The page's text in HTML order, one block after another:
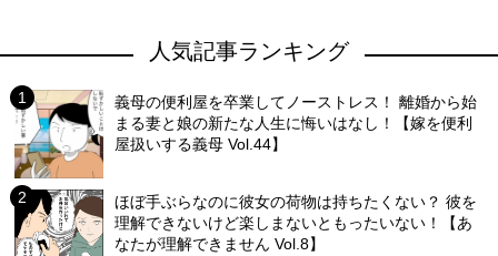
人気記事ランキング
義母の便利屋を卒業してノーストレス！ 離婚から始
まる妻と娘の新たな人生に悔いはなし！【嫁を便利
屋扱いする義母 Vol.44】
ほぼ手ぶらなのに彼女の荷物は持ちたくない？ 彼を
理解できないけど楽しまないともったいない！【あ
なたが理解できません Vol.8】